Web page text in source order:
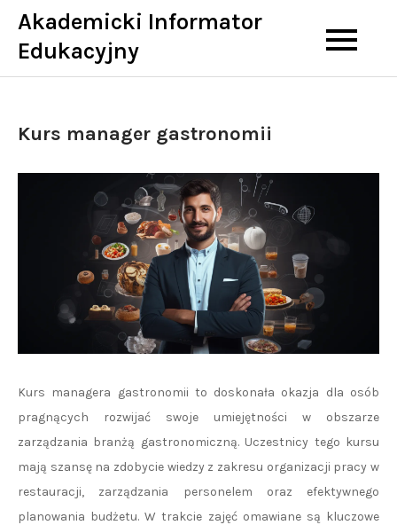
Skip
content
Akademicki Informator
Edukacyjny
Kurs manager gastronomii
Kurs managera gastronomii to doskonała okazja dla osób
pragnących rozwijać swoje umiejętności w obszarze
zarządzania branżą gastronomiczną. Uczestnicy tego kursu
mają szansę na zdobycie wiedzy z zakresu organizacji pracy w
restauracji, zarządzania personelem oraz efektywnego
planowania budżetu. W trakcie zajęć omawiane są kluczowe